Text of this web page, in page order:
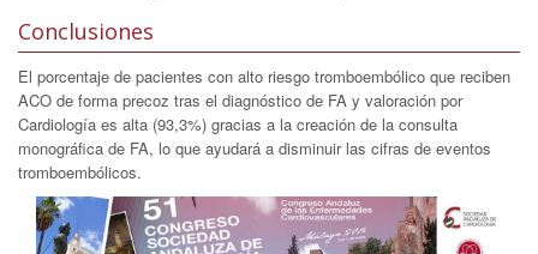
Conclusiones
El porcentaje de pacientes con alto riesgo tromboembólico que reciben
ACO de forma precoz tras el diagnóstico de FA y valoración por
Cardiología es alta (93,3%) gracias a la creación de la consulta
monográfica de FA, lo que ayudará a disminuir las cifras de eventos
tromboembólicos.